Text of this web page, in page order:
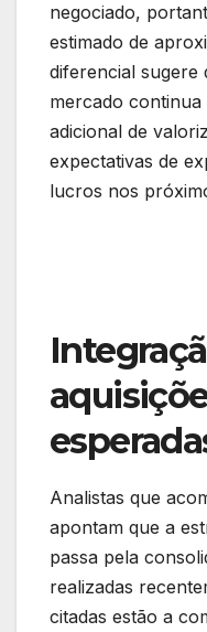
negociado,
estimado de
diferencial sugere
mercado
adicional de
expectativas de
lucros nos
Analistas que
apontam que a
passa pela
realizadas
citadas estão a